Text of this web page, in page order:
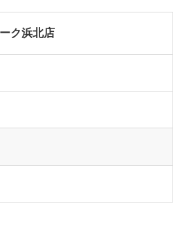
ク浜北店